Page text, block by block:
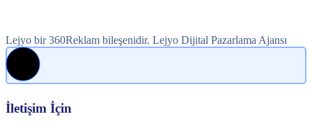
Lejyo bir 360Reklam bileşenidir. Lejyo Dijital Pazarlama Ajansı
İletişim İçin